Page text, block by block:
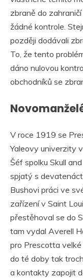
zbraně do
žádné kontrole.
později dodávali
To, že tento
dáno nulovou
obchodníků se
V roce 1919 se
Yaleovy univerzity
Šéf spolku Skull
spjatý s
Bushovi práci ve
zařízení v Saint
přestěhoval se do
tam vydal Averell
pro Prescotta velké
do té doby tak
a kontakty zapojit